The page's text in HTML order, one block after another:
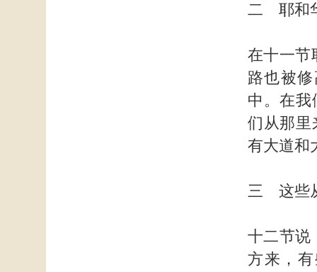
二 耶和
在十一节
路也被
中。在我
们从那里
有大道和
三 这些
十二节说
方来，